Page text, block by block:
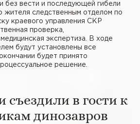
вести и последующей гибели
жителя следственным отделом по
краевого управления СКР
проверка,
экспертиза. В ходе
будут установлены все
будет принято
решение.
в гости к
динозавров